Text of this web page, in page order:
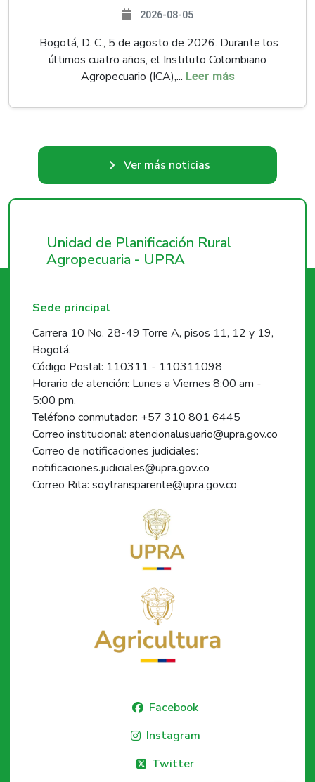
2026-08-05
Bogotá, D. C., 5 de agosto de 2026. Durante los
últimos cuatro años, el Instituto Colombiano
Agropecuario (ICA),... Leer más
Ver más noticias
Unidad de Planificación Rural
Agropecuaria - UPRA
Sede principal
Carrera 10 No. 28-49 Torre A, pisos 11, 12 y 19,
Bogotá.
Código Postal: 110311 - 110311098
Horario de atención: Lunes a Viernes 8:00 am -
5:00 pm.
Teléfono conmutador: +57 310 801 6445
Correo institucional: atencionalusuario@upra.gov.co
Correo de notificaciones judiciales:
notificaciones.judiciales@upra.gov.co
Correo Rita: soytransparente@upra.gov.co
Facebook
Instagram
Twitter